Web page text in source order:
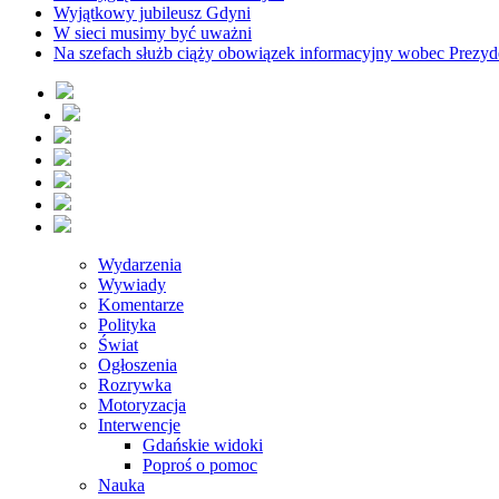
Wyjątkowy jubileusz Gdyni
W sieci musimy być uważni
Na szefach służb ciąży obowiązek informacyjny wobec
Wydarzenia
Wywiady
Komentarze
Polityka
Świat
Ogłoszenia
Rozrywka
Motoryzacja
Interwencje
Gdańskie widoki
Poproś o pomoc
Nauka